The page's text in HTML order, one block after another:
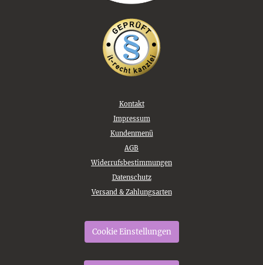
Kontakt
Impressum
Kundenmenü
AGB
Widerrufsbestimmungen
Datenschutz
Versand & Zahlungsarten
Cookie Einstellungen